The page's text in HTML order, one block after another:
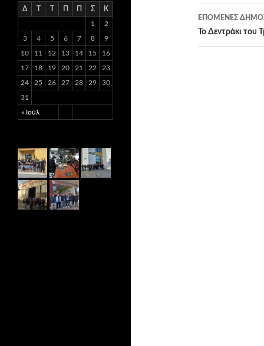
άρθρων
ΕΠΌΜΕΝΕΣ
Το Δεντράκι
Δ Τ Τ Π Π Σ Κ
« Ιούλ
1 2
3 4 5 6 7 8 9
10 11 12 13 14 15 16
17 18 19 20 21 22 23
24 25 26 27 28 29 30
31